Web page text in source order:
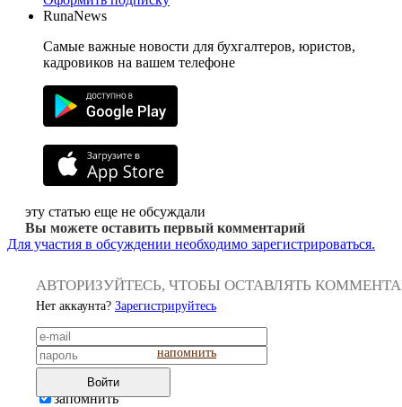
RunaNews
Самые важные новости для бухгалтеров, юристов,
кадровиков на вашем телефоне
эту статью еще не обсуждали
Вы можете оставить первый комментарий
Для участия в обсуждении необходимо зарегистрироваться.
АВТОРИЗУЙТЕСЬ, ЧТОБЫ ОСТАВЛЯТЬ
Нет аккаунта? Зарегистрируйтесь
напомнить
Войти
запомнить